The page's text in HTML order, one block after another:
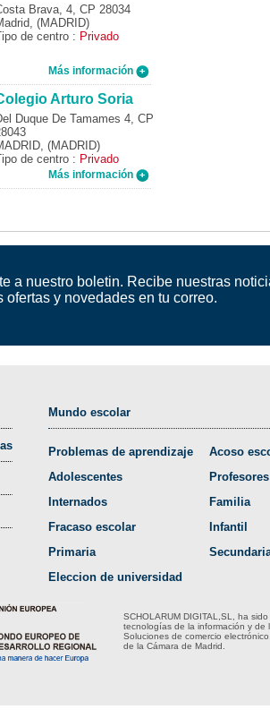
Brava, 4, CP 28034
(MADRID)
de centro : Privado
Más información
Arturo Soria
Duque De Tamames 4, CP
(MADRID)
de centro : Privado
Más información
a nuestro boletin. Recibe nuestras
ofertas y novedades en tu correo.
Mundo escolar
Problemas de aprendizaje
Adolescentes
Internados
Fracaso escolar
Primaria
Eleccion de universidad
Acoso
Profesores
Familia
Infantil
SCHOLARUM DIGITAL,SL, ha
tecnologías de la información y de
Soluciones de comercio
de la Cámara de Madrid.